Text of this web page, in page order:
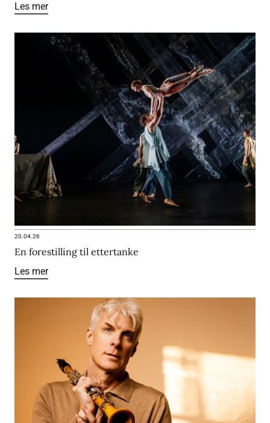
Les mer
20.04.26
En forestilling til ettertanke
Les mer